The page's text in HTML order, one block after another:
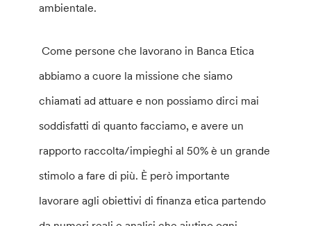
ambientale.
Come persone che lavorano in Banca Etica
abbiamo a cuore la missione che siamo
chiamati ad attuare e non possiamo dirci mai
soddisfatti di quanto facciamo, e avere un
rapporto raccolta/impieghi al 50% è un grande
stimolo a fare di più. È però importante
lavorare agli obiettivi di finanza etica partendo